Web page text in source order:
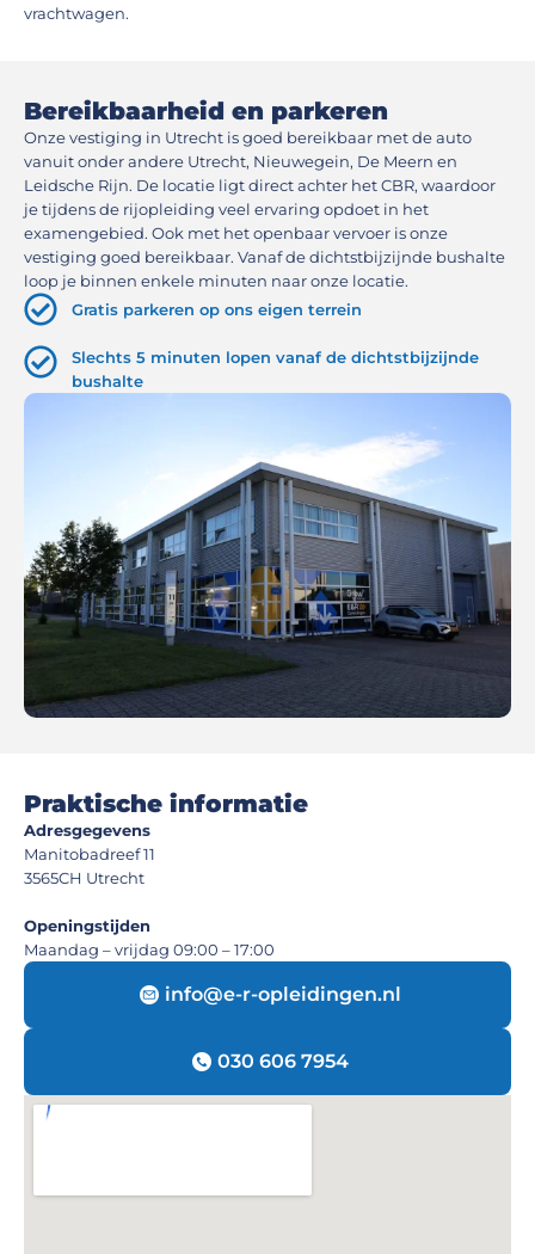
vrachtwagen.
Bereikbaarheid en parkeren
Onze vestiging in Utrecht is goed bereikbaar met de auto
vanuit onder andere Utrecht, Nieuwegein, De Meern en
Leidsche Rijn. De locatie ligt direct achter het CBR, waardoor
je tijdens de rijopleiding veel ervaring opdoet in het
examengebied. Ook met het openbaar vervoer is onze
vestiging goed bereikbaar. Vanaf de dichtstbijzijnde bushalte
loop je binnen enkele minuten naar onze locatie.
Gratis parkeren op ons eigen terrein
Slechts 5 minuten lopen vanaf de dichtstbijzijnde
bushalte
Praktische informatie
Adresgegevens
Manitobadreef 11
3565CH Utrecht
Openingstijden
Maandag – vrijdag 09:00 – 17:00
info@e-r-opleidingen.nl
030 606 7954